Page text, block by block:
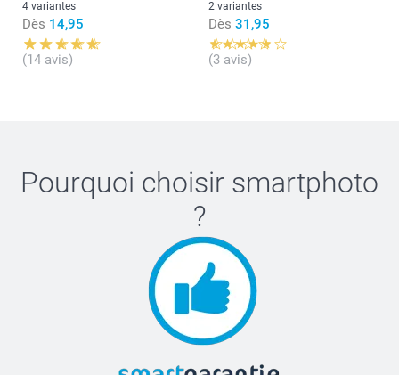
4 variantes
Dès 14,95
(14 avis)
2 variantes
Dès 31,95
(3 avis)
Pourquoi choisir smartphoto
?